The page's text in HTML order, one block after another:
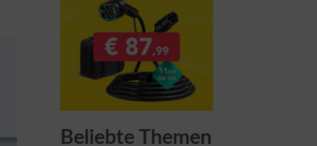
Beliebte Themen